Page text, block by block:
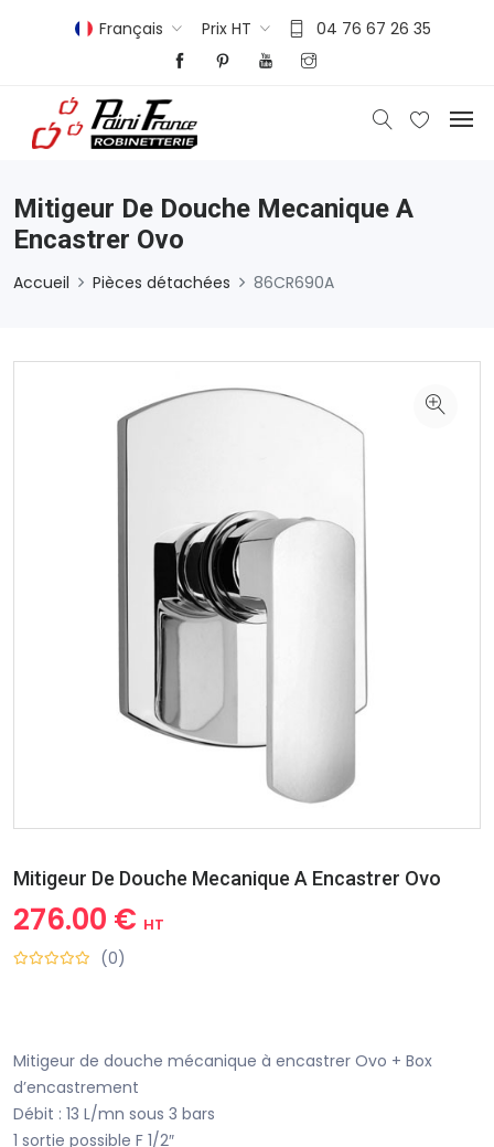
Français Prix HT 04 76 67 26 35
Mitigeur De Douche Mecanique A
Encastrer Ovo
Accueil Pièces détachées 86CR690A
Mitigeur De Douche Mecanique A Encastrer Ovo
276.00 € HT
(0)
Mitigeur de douche mécanique à encastrer Ovo + Box
d’encastrement
Débit : 13 L/mn sous 3 bars
1 sortie possible F 1/2″